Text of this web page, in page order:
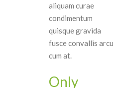
aliquam curae
condimentum
quisque gravida
fusce convallis arcu
cum at.
Only